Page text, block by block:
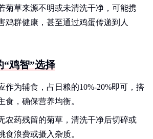
菊草来源不明或未清洗干净，可能携
鸡群健康，甚至通过鸡蛋传递到人
“鸡智”选择
作为辅食，占日粮的10%-20%即可，搭
食，确保营养均衡。
农药残留的菊草，清洗干净后切碎或
食浪费或摄入杂质。